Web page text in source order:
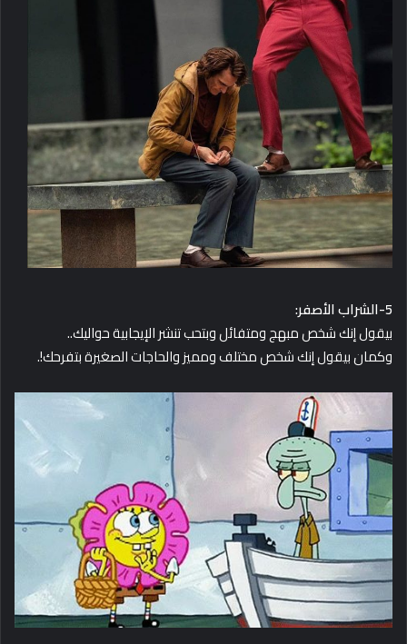
5-الشراب الأصفر:
بيقول إنك شخص مبهج ومتفائل وبتحب تنشر الإيجابية حواليك..
وكمان بيقول إنك شخص مختلف ومميز والحاجات الصغيرة بتفرحك!.